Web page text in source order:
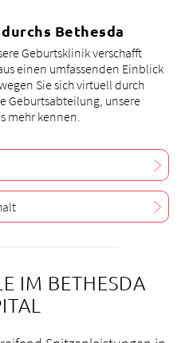
Bethesda
Geburtsklinik verschafft
einen umfassenden Einblick
Sie sich virtuell durch
Geburtsabteilung, unsere
mehr kennen.
IM BETHESDA